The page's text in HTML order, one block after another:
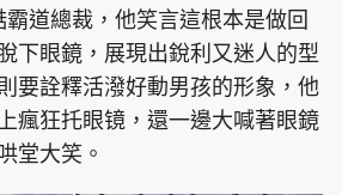
道總裁，他笑言這根本是做回
下眼鏡，展現出銳利又迷人的型
要詮釋活潑好動男孩的形象，他
瘋狂托眼镜，還一邊大喊著眼鏡
堂大笑。